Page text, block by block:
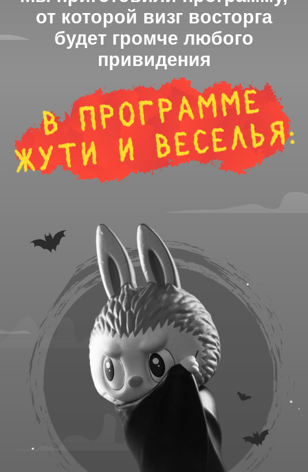
Самая модная гостья вечера!
Захватите телефон — фото с ней
будут самыми крутыми в вашей
РОСТОВАЯ КУКЛА ЛАБУБУ
Не просто игры, а жутко
интересные испытания!
Танцевальные баттлы, весёлые
конкурсы и забавные страшилки.
ПРОГРАММА С ЛАБУБУ